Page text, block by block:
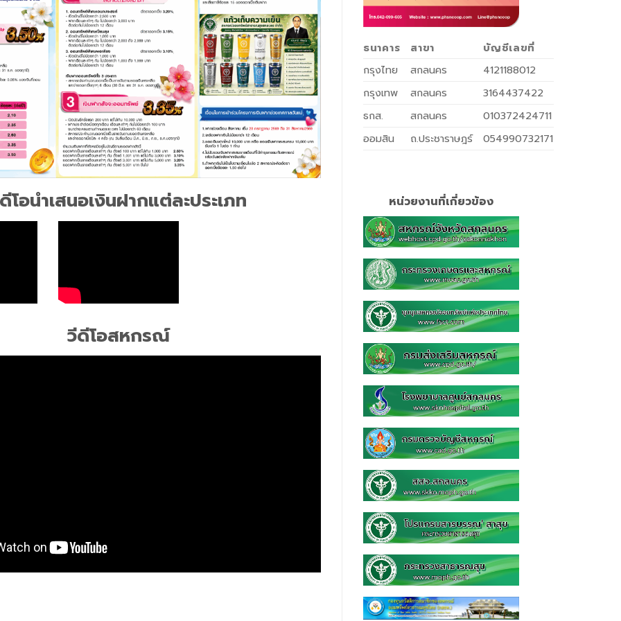
โอนำเสนอเงินฝากแต่ละประเภท
วีดีโอสหกรณ์
ธนาคาร สาขา
บัญชีเลขที่
กรุงไทย
สกลนคร
4121188012
กรุงเทพ
สกลนคร
3164437422
ธกส.
สกลนคร
010372424711
ออมสิน
ถ.ประชาราษฎร์ 054990732171
หน่วยงานที่เกี่ยวข้อง